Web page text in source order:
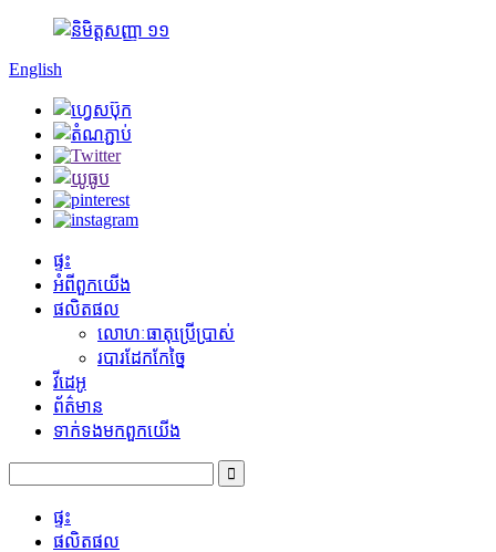
English
ផ្ទះ
អំពី​ពួក​យើង
ផលិតផល
លោហៈធាតុប្រើប្រាស់
របារដែកកែច្នៃ
វីដេអូ
ព័ត៌មាន
ទាក់ទង​មក​ពួក​យើង
ផ្ទះ
ផលិតផល